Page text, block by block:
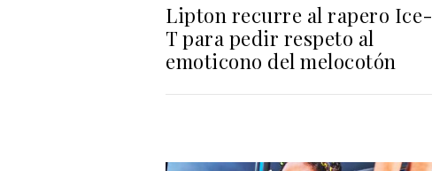
Lipton recurre al rapero Ice-
T para pedir respeto al
emoticono del melocotón